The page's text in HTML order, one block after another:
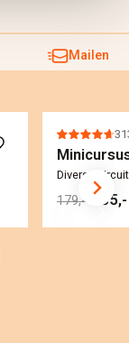
Mailen
Diverse
179,-